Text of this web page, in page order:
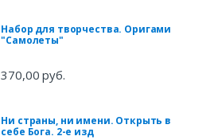
Набор для творчества. Оригами
"Самолеты"
370,00 руб.
Ни страны, ни имени. Открыть в
себе Бога. 2-е изд